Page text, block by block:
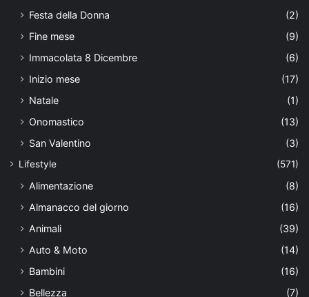
Festa della Donna
(2)
Fine mese
(9)
Immacolata 8 Dicembre
(6)
Inizio mese
(17)
Natale
(1)
Onomastico
(13)
San Valentino
(3)
Lifestyle (571)
Alimentazione
(8)
Almanacco del giorno
(16)
Animali
(39)
Auto & Moto
(14)
Bambini
(16)
Bellezza
(7)